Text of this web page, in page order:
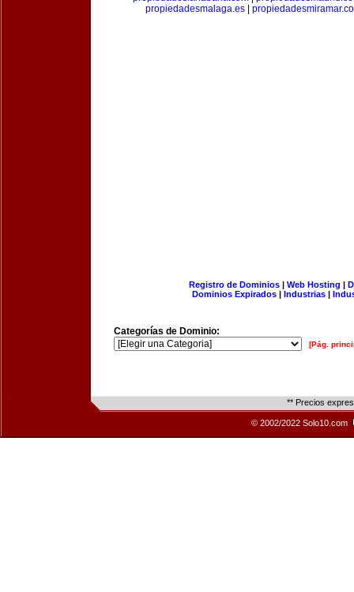
propiedadesmalaga.es|
Registro de Dominios| Web Hosting |
Dominios Expirados | Industrias |
Categorías de Dominio:
[Pág.
** Precios
© 2002/2022 Solo10.com